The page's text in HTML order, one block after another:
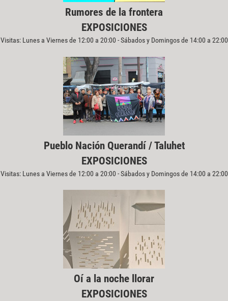
Rumores de la frontera
EXPOSICIONES
Visitas: Lunes a Viernes de 12:00 a 20:00 - Sábados y Domingos de 14:00 a 22:00
Pueblo Nación Querandí / Taluhet
EXPOSICIONES
Visitas: Lunes a Viernes de 12:00 a 20:00 - Sábados y Domingos de 14:00 a 22:00
Oí a la noche llorar
EXPOSICIONES